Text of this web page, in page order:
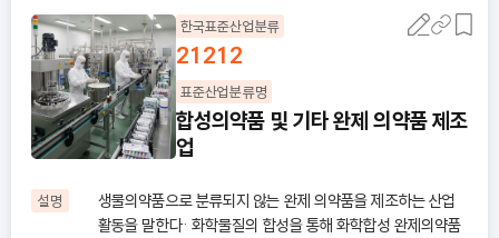
한국표준산업분류
21212
표준산업분류명
합성의약품 및 기타 완제 의약품 제조
업
설명
생물의약품으로 분류되지 않는 완제 의약품을 제조하는 산업
활동을 말한다· 화학물질의 합성을 통해 화학합성 완제의약품